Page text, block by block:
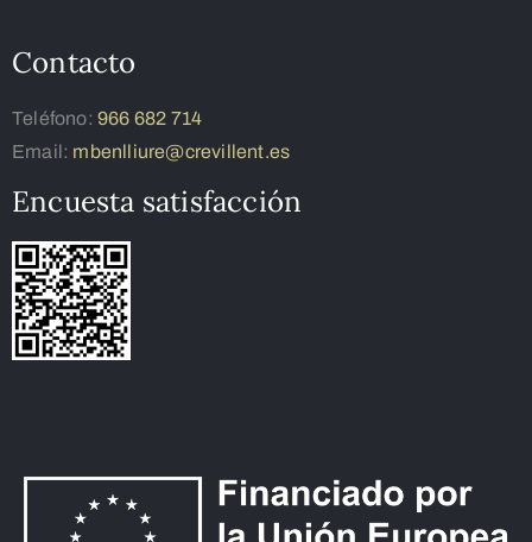
Contacto
Teléfono: 966 682 714
Email: mbenlliure@crevillent.es
Encuesta satisfacción